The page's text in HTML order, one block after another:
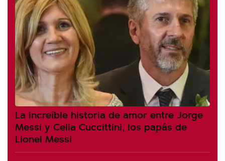
La increíble historia de amor entre Jorge
Messi y Celia Cuccittini, los papás de
Lionel Messi